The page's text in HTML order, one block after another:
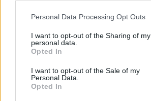
Personal Data Processing Opt Outs
I want to opt-out of the Sharing of my
personal data.
Opted In
I want to opt-out of the Sale of my
Personal Data.
Opted In